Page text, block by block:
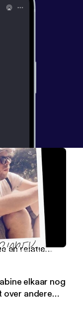
snowboarden, en...
luistertijd,
4: Een heftige
en relatie
elkaar nog
over andere
Sabine kwam